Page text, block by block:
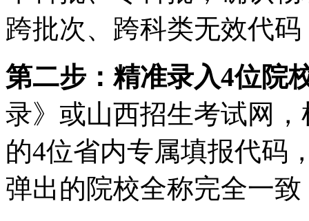
跨批次、跨科类无效代
第二步：精准录入4位院
录》或山西招生考试网
的4位省内专属填报代码
弹出的院校全称完全一